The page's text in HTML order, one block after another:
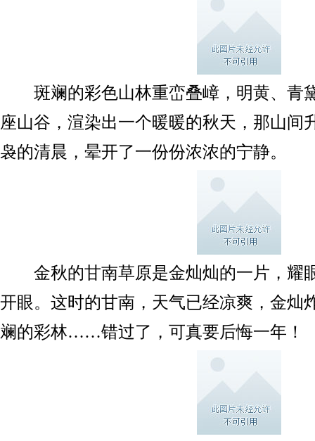
斑斓的彩色山林重峦叠嶂，明黄、青
座山谷，渲染出一个暖暖的秋天，那山间
袅的清晨，晕开了一份份浓浓的宁静。
金秋的甘南草原是金灿灿的一片，耀
开眼。这时的甘南，天气已经凉爽，金灿
斓的彩林……错过了，可真要后悔一年！